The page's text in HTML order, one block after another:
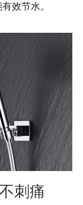
效节水。
刺痛